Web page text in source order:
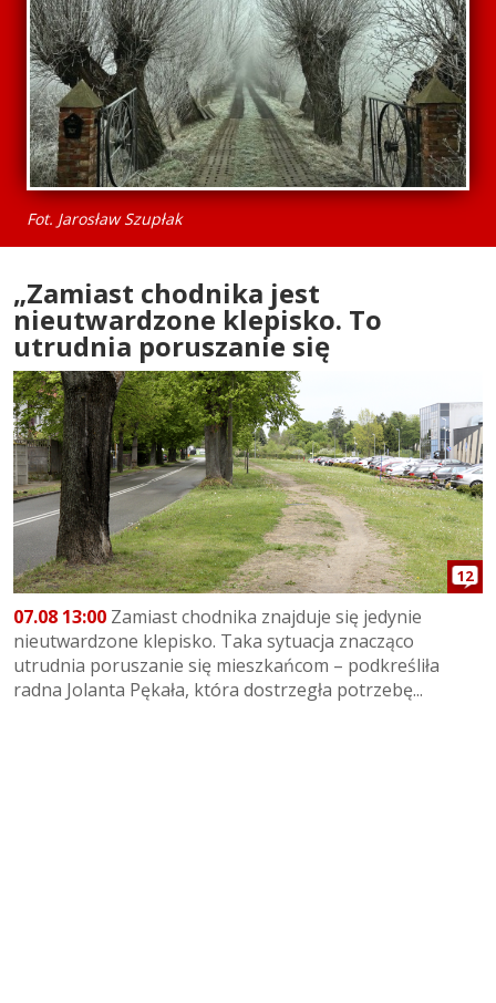
Fot. Jarosław Szupłak
„Zamiast chodnika jest
nieutwardzone klepisko. To
utrudnia poruszanie się
12
07.08 13:00 Zamiast chodnika znajduje się jedynie
nieutwardzone klepisko. Taka sytuacja znacząco
utrudnia poruszanie się mieszkańcom – podkreśliła
radna Jolanta Pękała, która dostrzegła potrzebę...